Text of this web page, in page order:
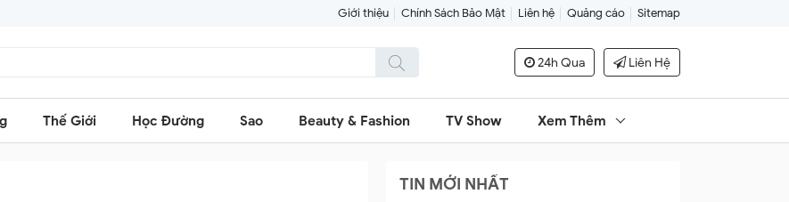
Giới thiệu Chính Sách Bảo Mật Liên hệ Quảng cáo Sitemap
24h Qua Liên Hệ
Thế Giới Học Đường Sao Beauty & Fashion TV Show Xem Thêm
TIN MỚI NHẤT